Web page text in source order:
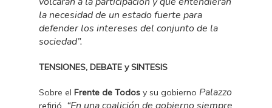
la necesidad de un estado fuerte para
defender los intereses del conjunto de la
sociedad”.
TENSIONES, DEBATE y SINTESIS
Sobre el Frente de Todos y su gobierno Palazzo
refirió